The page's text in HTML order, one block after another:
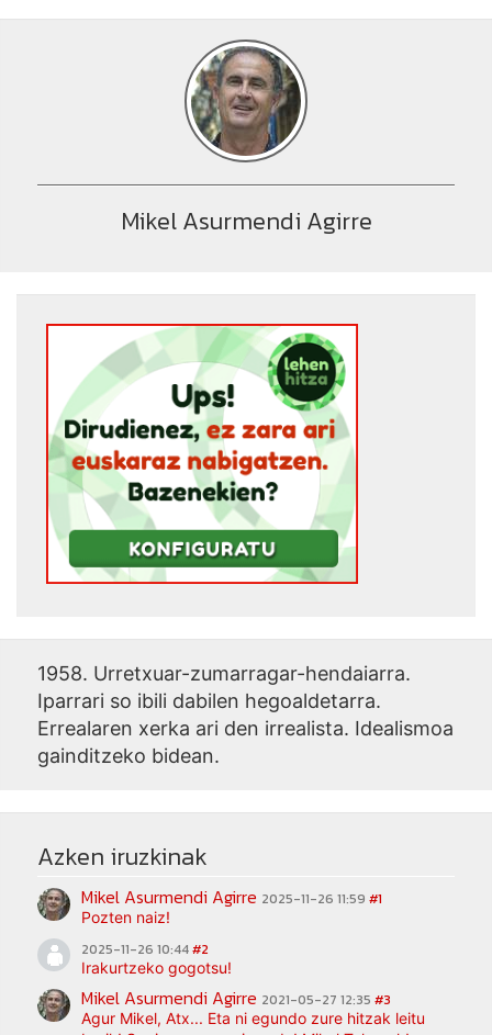
Mikel Asurmendi Agirre
1958. Urretxuar-zumarragar-hendaiarra.
Iparrari so ibili dabilen hegoaldetarra.
Errealaren xerka ari den irrealista. Idealismoa
gainditzeko bidean.
Azken iruzkinak
Mikel Asurmendi Agirre 2025-11-26 11:59 #1
Pozten naiz!
2025-11-26 10:44#2
Irakurtzeko gogotsu!
Mikel Asurmendi Agirre 2021-05-27 12:35 #3
Agur Mikel, Atx... Eta ni egundo zure hitzak leitu